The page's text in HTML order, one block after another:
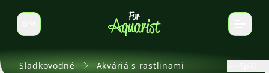
Prepnúť jazyk
Sladkovodné Akváriá s rastlinami